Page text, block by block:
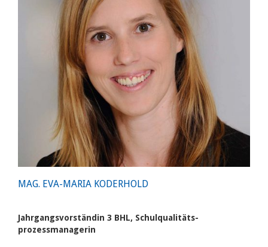
MAG. EVA-MARIA KODERHOLD
Jahrgangsvorständin 3 BHL, Schulqualitäts-
prozessmanagerin